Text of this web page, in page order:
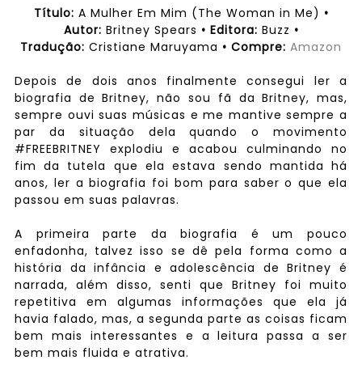
Título: A Mulher Em Mim (The Woman in Me) •
Autor: Britney Spears • Editora: Buzz •
Tradução: Cristiane Maruyama • Compre: Amazon
Depois de dois anos finalmente consegui ler a
biografia de Britney, não sou fã da Britney, mas,
sempre ouvi suas músicas e me mantive sempre a
par da situação dela quando o movimento
#FREEBRITNEY explodiu e acabou culminando no
fim da tutela que ela estava sendo mantida há
anos, ler a biografia foi bom para saber o que ela
passou em suas palavras.
A primeira parte da biografia é um pouco
enfadonha, talvez isso se dê pela forma como a
história da infância e adolescência de Britney é
narrada, além disso, senti que Britney foi muito
repetitiva em algumas informações que ela já
havia falado, mas, a segunda parte as coisas ficam
bem mais interessantes e a leitura passa a ser
bem mais fluida e atrativa.